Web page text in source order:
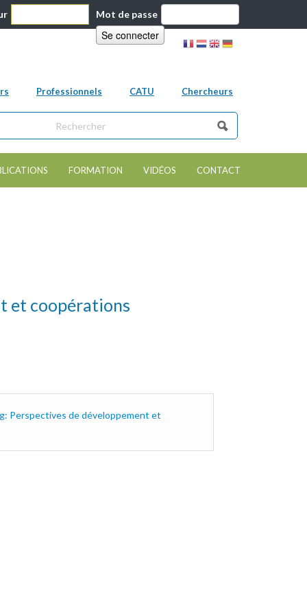
Mot de passe
Professionnels CATU Chercheurs
de recherche
ce site
FORMATION VIDÉOS CONTACT
et coopérations
Perspectives de développement et